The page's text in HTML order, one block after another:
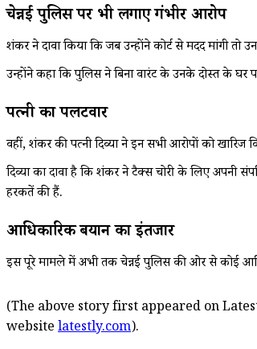
चेन्नई पुलिस पर भी लगाए गंभीर आरोप
शंकर ने दावा किया कि जब उन्होंने कोर्ट से मदद मांगी
उन्होंने कहा कि पुलिस ने बिना वारंट के उनके दोस्त के
पत्नी का पलटवार
वहीं, शंकर की पत्नी दिव्या ने इन सभी आरोपों को
दिव्या का दावा है कि शंकर ने टैक्स चोरी के लिए अपनी
हरकतें की हैं.
आधिकारिक बयान का इंतजार
इस पूरे मामले में अभी तक चेन्नई पुलिस की ओर से कोई
(The above story first appeared on
website latestly.com).